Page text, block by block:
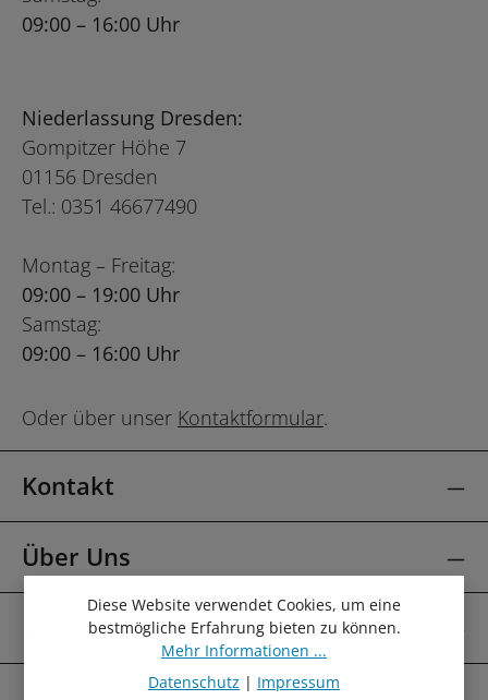
09:00 – 16:00 Uhr
Niederlassung Dresden:
Gompitzer Höhe 7
01156 Dresden
Tel.: 0351 46677490
Montag – Freitag:
09:00 – 19:00 Uhr
Samstag:
09:00 – 16:00 Uhr
Oder über unser Kontaktformular.
Kontakt
Über Uns
Mehr Über
Diese Website verwendet Cookies, um eine
bestmögliche Erfahrung bieten zu können.
Mehr Informationen ...
Datenschutz | Impressum